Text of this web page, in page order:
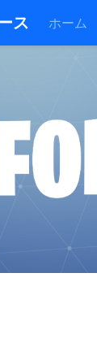
ス ホーム